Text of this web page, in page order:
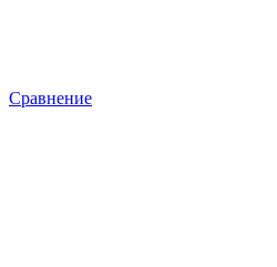
Сравнение